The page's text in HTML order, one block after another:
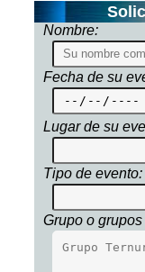
Nombre:
Fecha de su
Lugar de su
Tipo de evento:
Grupo o